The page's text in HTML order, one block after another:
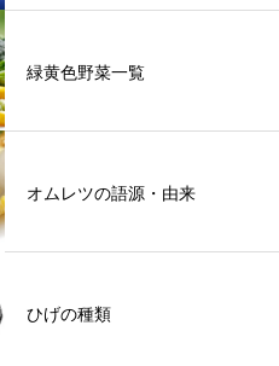
緑黄色野菜一覧
オムレツの語源・由来
ひげの種類